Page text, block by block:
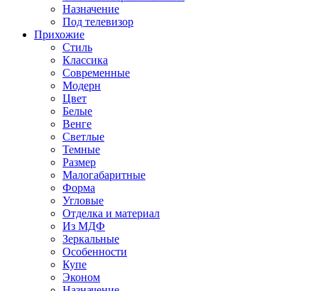
Назначение
Под телевизор
Прихожие
Стиль
Классика
Современные
Модерн
Цвет
Белые
Венге
Светлые
Темные
Размер
Малогабаритные
Форма
Угловые
Отделка и материал
Из МДФ
Зеркальные
Особенности
Купе
Эконом